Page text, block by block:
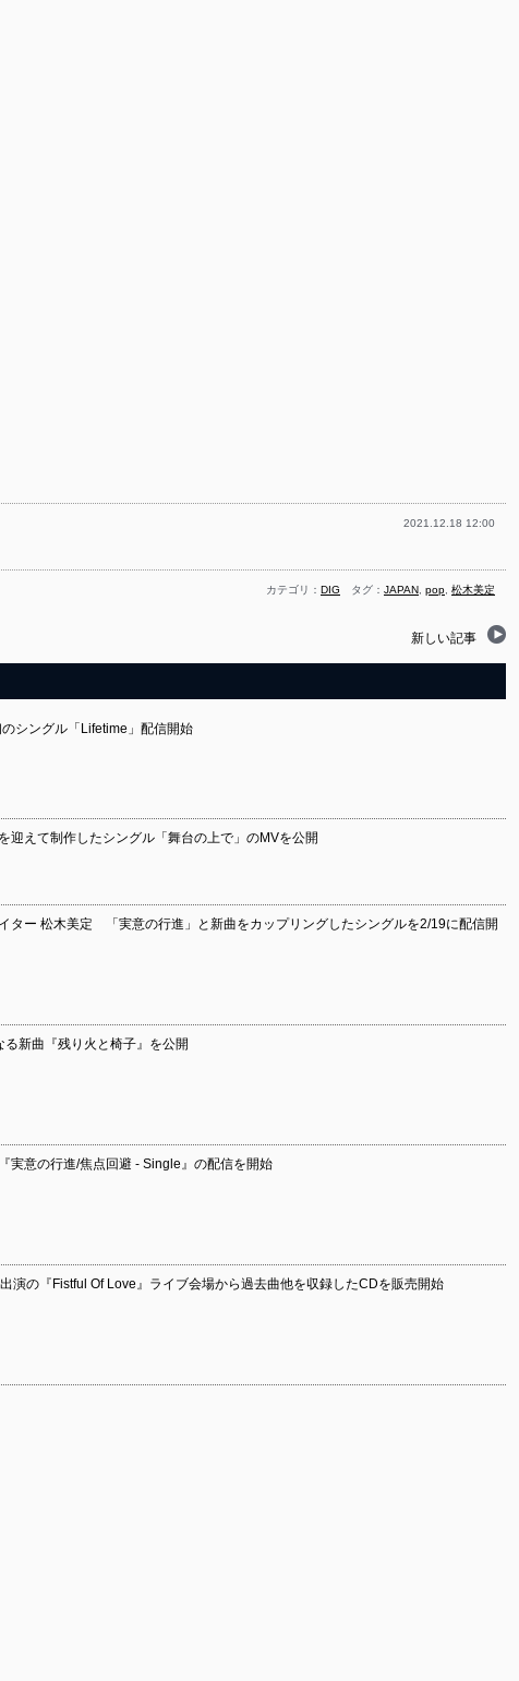
2021.12.18 12:00
カテゴリ： DIG タグ： JAPAN pop 松木美定
新しい記事
シングル「Lifetime」配信開始
迎えて制作したシングル「舞台の上で」のMVを公開
ター 松木美定 「実意の行進」と新曲をカップリングしたシングルを2/19に配信開
新曲『残り火と椅子』を公開
実意の行進/焦点回避 - Single』の配信を開始
演の『Fistful Of Love』ライブ会場から過去曲他を収録したCDを販売開始